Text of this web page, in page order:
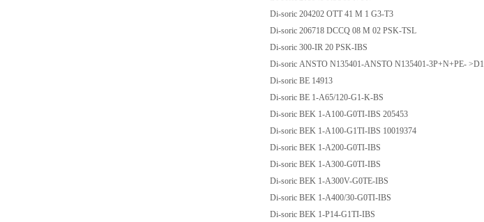
Di-soric 204202 OTT 41 M 1 G3-T3
Di-soric 206718 DCCQ 08 M 02 PSK-TSL
Di-soric 300-IR 20 PSK-IBS
Di-soric ANSTO N135401-ANSTO N135401-3P+N+PE- >D1
Di-soric BE 14913
Di-soric BE 1-A65/120-G1-K-BS
Di-soric BEK 1-A100-G0TI-IBS 205453
Di-soric BEK 1-A100-G1TI-IBS 10019374
Di-soric BEK 1-A200-G0TI-IBS
Di-soric BEK 1-A300-G0TI-IBS
Di-soric BEK 1-A300V-G0TE-IBS
Di-soric BEK 1-A400/30-G0TI-IBS
Di-soric BEK 1-P14-G1TI-IBS